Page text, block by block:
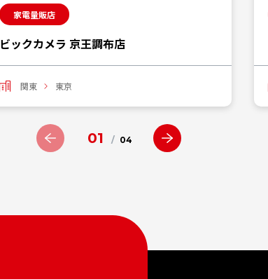
家電量販店
ビックカメラ 京王調布店
関東 東京
01 / 04